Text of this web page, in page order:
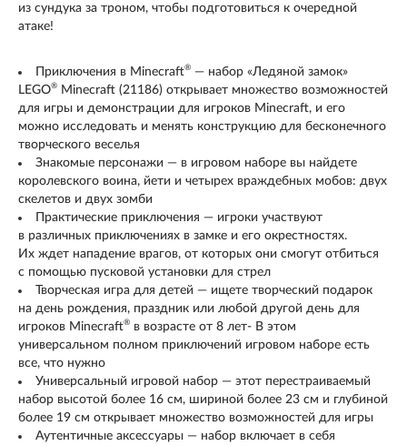
из сундука за троном, чтобы подготовиться к очередной
атаке!
Приключения в Minecraft® — набор «Ледяной замок»
LEGO®
Minecraft (21186) открывает множество возможностей
для игры и демонстрации для игроков Minecraft, и его
можно исследовать и менять конструкцию для бесконечного
творческого веселья
Знакомые персонажи — в игровом наборе вы найдете
королевского воина, йети и четырех враждебных мобов: двух
скелетов и двух зомби
Практические приключения — игроки участвуют
в различных приключениях в замке и его окрестностях.
Их ждет нападение врагов, от которых они смогут отбиться
с помощью пусковой установки для стрел
Творческая игра для детей — ищете творческий подарок
на день рождения, праздник или любой другой день для
игроков Minecraft® в возрасте от 8 лет- В этом
универсальном полном приключений игровом наборе есть
все, что нужно
Универсальный игровой набор — этот перестраиваемый
набор высотой более 16 см, шириной более 23 см и глубиной
более 19 см открывает множество возможностей для игры
Аутентичные аксессуары — набор включает в себя